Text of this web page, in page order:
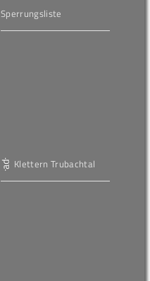
Sperrungsliste
Klettern Trubachtal